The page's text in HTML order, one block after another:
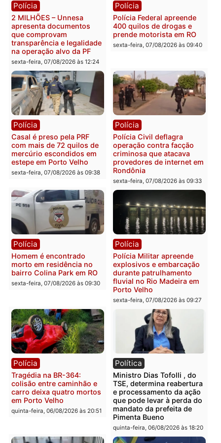
Plano de Governo com
228 projetos, metas
públicas e
acompanhamento de
resultados
sexta-feira, 07/08/2026 às 18:49
Evanildo pode ser o
primeiro pastor de
Rondônia na Câmara
Federal
sexta-feira, 07/08/2026 às
Polícia
2 MILHÕES – Unnesa
apresenta documentos
que comprovam
transparência e legalidade
sexta-feira, 07/08/2026 às 12:24
Polícia
Polícia Federal apreende
400 quilos de drogas e
prende motorista em RO
sexta-feira, 07/08/2026 às
Polícia
Casal é preso pela PRF
com mais de 72 quilos de
sexta-feira, 07/08/2026 às 09:38
Polícia
Polícia Civil deflagra
operação contra facção
criminosa que atacava
provedores de internet
Rondônia
sexta-feira, 07/08/2026 às
Polícia
Homem é encontrado
morto em residência no
sexta-feira, 07/08/2026 às 09:30
Polícia
Polícia Militar apreende
explosivos e
durante patrulhamento
fluvial no Rio Madeira em